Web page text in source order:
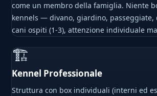
come un membro della famiglia. Niente
kennels — divano, giardino, passeggiate,
cani ospiti (1-3), attenzione individuale
🏗
Kennel Professionale
Struttura con box individuali (interni ed